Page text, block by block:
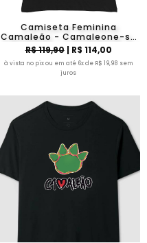
Camiseta Feminina
Camaleão - Camaleone-se
Academia
R$ 119,90| R$ 114,00
à vista no pix ou em até 6x de R$ 19,98 sem
juros